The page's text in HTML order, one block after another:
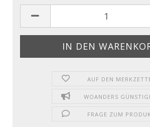
AUF DEN
WOANDERS
FRAGE ZUM